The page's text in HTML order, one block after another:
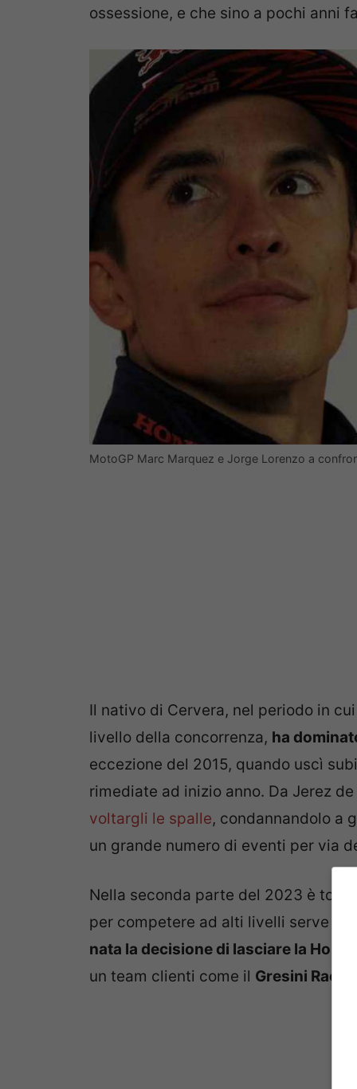
ossessione, e che sino a pochi anni
MotoGP Marc Marquez e Jorge Lorenzo a
Il nativo di Cervera, nel periodo in
livello della concorrenza, ha
eccezione del 2015, quando uscì
rimediate ad inizio anno. Da Jerez
voltargli le spalle, condannandolo a
un grande numero di eventi per via
Nella seconda parte del 2023 è
per competere ad alti livelli serve
nata la decisione di lasciare la Honda
un team clienti come il Gresini Racing